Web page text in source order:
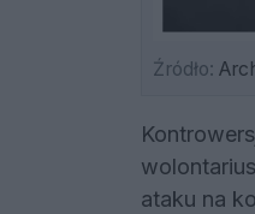
Źródło:
ataku na